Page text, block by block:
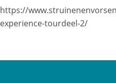
https://
experience-tourdeel-2/